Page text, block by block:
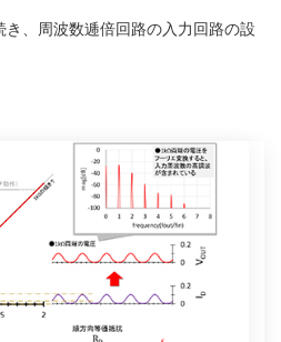
、周波数逓倍回路の入力回路の設